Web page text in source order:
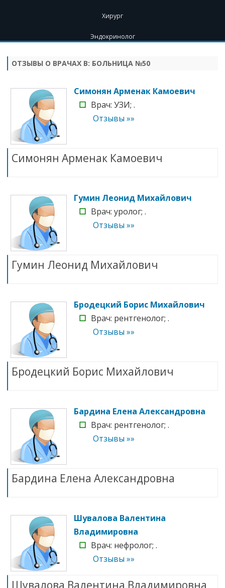
Хирург
Эндокринолог
Перейти
содержимому
ОТЗЫВЫ О ВРАЧАХ В: БОЛЬНИЦА №50
Симонян Арменак Камоевич
☐ Врач: УЗИ; .
Отзывы »»
Симонян Арменак Камоевич
Гумин Леонид Михайлович
☐ Врач: уролог; .
Отзывы »»
Гумин Леонид Михайлович
Бродецкий Борис Михайлович
☐ Врач: рентгенолог; .
Отзывы »»
Бродецкий Борис Михайлович
Бардина Елена Александровна
☐ Врач: рентгенолог; .
Отзывы »»
Бардина Елена Александровна
Шувалова Валентина
Владимировна
☐ Врач: нефролог; .
Отзывы »»
Шувалова Валентина Владимировна